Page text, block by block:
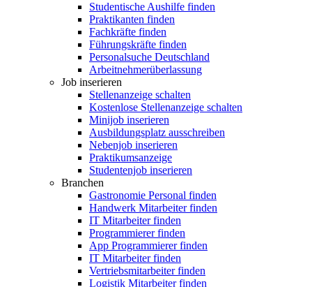
Studentische Aushilfe finden
Praktikanten finden
Fachkräfte finden
Führungskräfte finden
Personalsuche Deutschland
Arbeitnehmerüberlassung
Job inserieren
Stellenanzeige schalten
Kostenlose Stellenanzeige schalten
Minijob inserieren
Ausbildungsplatz ausschreiben
Nebenjob inserieren
Praktikumsanzeige
Studentenjob inserieren
Branchen
Gastronomie Personal finden
Handwerk Mitarbeiter finden
IT Mitarbeiter finden
Programmierer finden
App Programmierer finden
IT Mitarbeiter finden
Vertriebsmitarbeiter finden
Logistik Mitarbeiter finden